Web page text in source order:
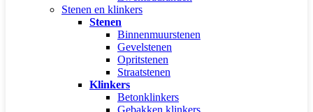
Stenen en klinkers
Stenen
Binnenmuurstenen
Gevelstenen
Opritstenen
Straatstenen
Klinkers
Betonklinkers
Gebakken klinkers